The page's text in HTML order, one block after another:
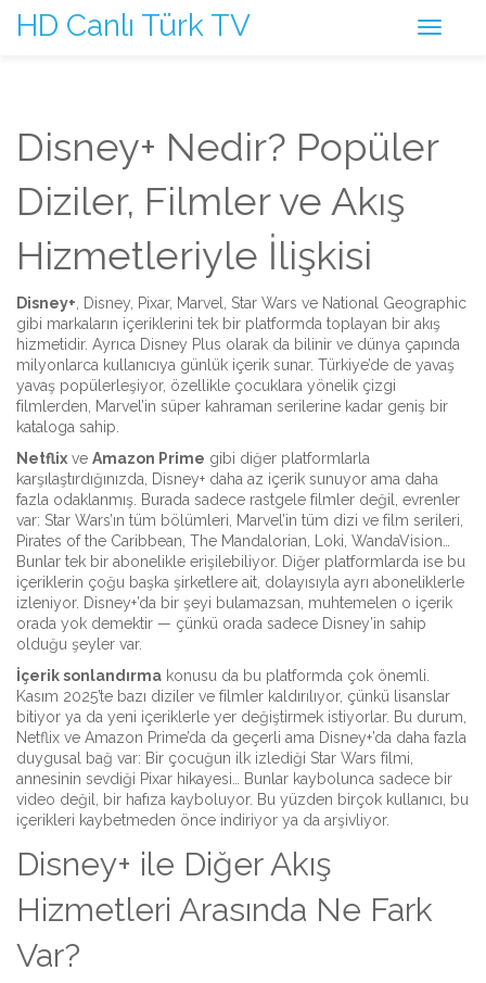
HD Canlı Türk TV
Disney+ Nedir? Popüler
Diziler, Filmler ve Akış
Hizmetleriyle İlişkisi
Disney+
Disney, Pixar, Marvel, Star Wars ve National Geographic
gibi markaların içeriklerini tek bir platformda toplayan bir akış
hizmetidir. Ayrıca Disney Plus olarak da bilinir ve dünya çapında
milyonlarca kullanıcıya günlük içerik sunar. Türkiye’de de yavaş
yavaş popülerleşiyor, özellikle çocuklara yönelik çizgi
filmlerden, Marvel’in süper kahraman serilerine kadar geniş bir
kataloga sahip.
Netflix ve Amazon Prime gibi diğer platformlarla
karşılaştırdığınızda, Disney+ daha az içerik sunuyor ama daha
fazla odaklanmış. Burada sadece rastgele filmler değil, evrenler
var: Star Wars’ın tüm bölümleri, Marvel’in tüm dizi ve film serileri,
Pirates of the Caribbean, The Mandalorian, Loki, WandaVision…
Bunlar tek bir abonelikle erişilebiliyor. Diğer platformlarda ise bu
içeriklerin çoğu başka şirketlere ait, dolayısıyla ayrı aboneliklerle
izleniyor. Disney+’da bir şeyi bulamazsan, muhtemelen o içerik
orada yok demektir — çünkü orada sadece Disney’in sahip
olduğu şeyler var.
İçerik sonlandırma konusu da bu platformda çok önemli.
Kasım 2025’te bazı diziler ve filmler kaldırılıyor, çünkü lisanslar
bitiyor ya da yeni içeriklerle yer değiştirmek istiyorlar. Bu durum,
Netflix ve Amazon Prime’da da geçerli ama Disney+’da daha fazla
duygusal bağ var: Bir çocuğun ilk izlediği Star Wars filmi,
annesinin sevdiği Pixar hikayesi… Bunlar kaybolunca sadece bir
video değil, bir hafıza kayboluyor. Bu yüzden birçok kullanıcı, bu
içerikleri kaybetmeden önce indiriyor ya da arşivliyor.
Disney+ ile Diğer Akış
Hizmetleri Arasında Ne Fark
Var?